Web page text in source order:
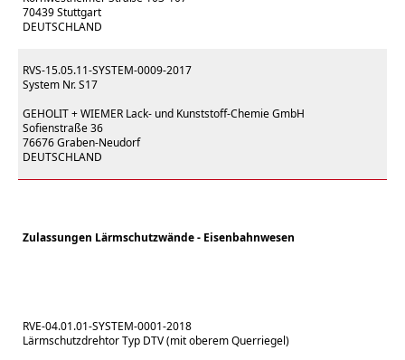
70439 Stuttgart
DEUTSCHLAND
RVS-15.05.11-SYSTEM-0009-2017
System Nr. S17
GEHOLIT + WIEMER Lack- und Kunststoff-Chemie GmbH
Sofienstraße 36
76676 Graben-Neudorf
DEUTSCHLAND
Zulassungen Lärmschutzwände - Eisenbahnwesen
RVE-04.01.01-SYSTEM-0001-2018
Lärmschutzdrehtor Typ DTV (mit oberem Querriegel)